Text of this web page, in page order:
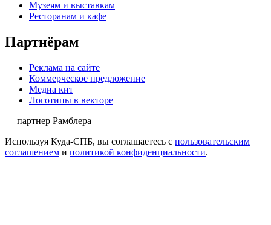
Музеям и выставкам
Ресторанам и кафе
Партнёрам
Реклама на сайте
Коммерческое предложение
Медиа кит
Логотипы в векторе
— партнер Рамблера
Используя Куда-СПБ, вы соглашаетесь с пользовательским
соглашением и политикой конфиденциальности.